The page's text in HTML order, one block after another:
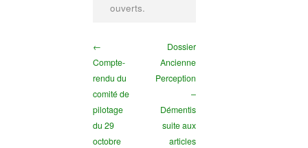
ouverts.
←
Compte-
rendu du
comité de
pilotage
du 29
octobre
Dossier
Ancienne
Perception
–
Démentis
suite aux
articles